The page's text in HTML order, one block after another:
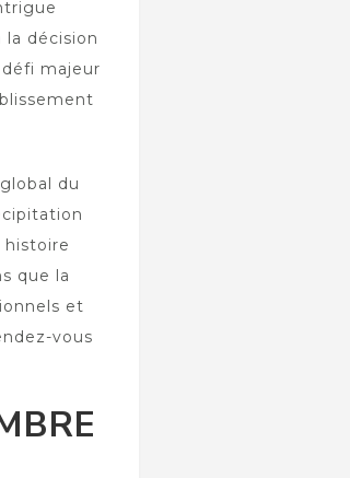
décision
majeur
du
histoire
que la
et
vous